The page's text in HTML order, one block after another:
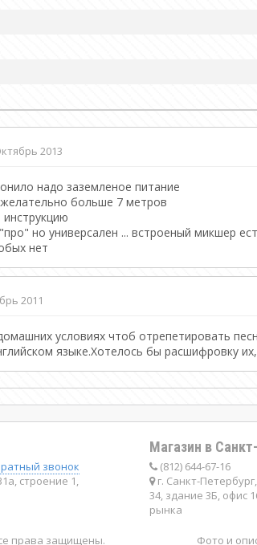
2013
надо заземленое питание
больше 7 метров
но универсален ... встроеный микшер
нет
2011
условиях чтоб отрепетировать
языке.Хотелось бы расшифровку
звонок
строение 1,
Магазин в
(812) 644-67-16
г. Санкт-
34, здание 3Б, офис
рынка
права защищены. Фото и